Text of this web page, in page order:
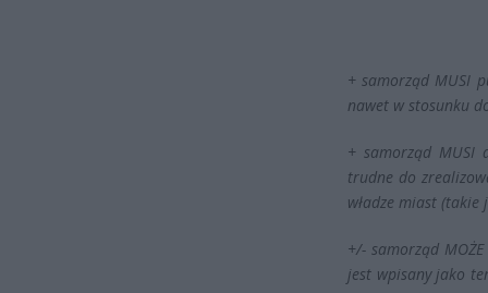
+ samorząd MUSI
nawet w stosunku
+ samorząd MUSI
trudne do
władze miast
+/- samorząd
jest wpisany jako